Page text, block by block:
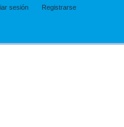
sesión Registrarse